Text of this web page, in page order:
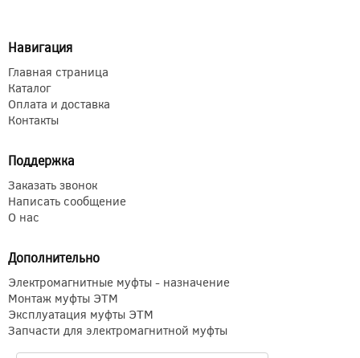
Навигация
Главная страница
Каталог
Оплата и доставка
Контакты
Поддержка
Заказать звонок
Написать сообщение
О нас
Дополнительно
Электромагнитные муфты - назначение
Монтаж муфты ЭТМ
Эксплуатация муфты ЭТМ
Запчасти для электромагнитной муфты